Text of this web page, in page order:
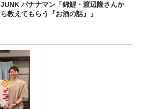
JUNK バナナマン「錦鯉・渡辺隆さんか
ら教えてもらう『お酒の話』」